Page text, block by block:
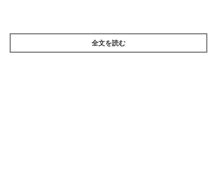
ねこのきもち投稿写真ギャラリー
全文を読む